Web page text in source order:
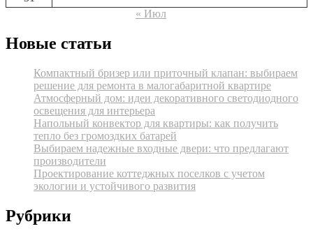
« Июл
Новые статьи
Компактный бризер или приточный клапан: выбираем
решение для ремонта в малогабаритной квартире
Атмосферный дом: идеи декоративного светодиодного
освещения для интерьера
Напольный конвектор для квартиры: как получить
тепло без громоздких батарей
Выбираем надежные входные двери: что предлагают
производители
Проектирование коттеджных поселков с учетом
экологии и устойчивого развития
Рубрики